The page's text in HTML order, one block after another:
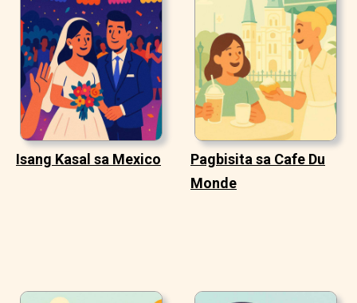
Isang Kasal sa Mexico
Pagbisita sa Cafe Du
Monde